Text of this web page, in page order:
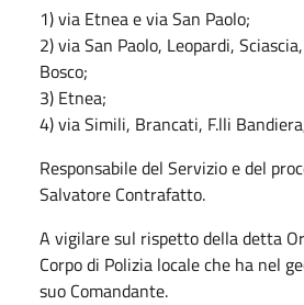
1) via Etnea e via San Paolo;
2) via San Paolo, Leopardi,
Bosco;
3) Etnea;
4) via Simili, Brancati, F.lli
Responsabile del Servizio e del
Salvatore Contrafatto.
A vigilare sul rispetto della detta
Corpo di Polizia locale che ha nel
suo Comandante.